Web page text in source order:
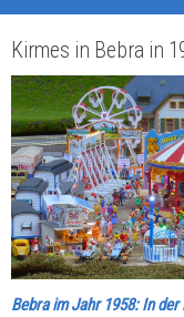
Kirmes in Bebra in
Bebra im Jahr 1958: In